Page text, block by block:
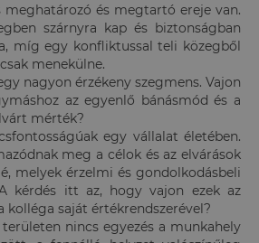
meghatározó és megtartó ereje van.
szárnyra kap és biztonságban
míg egy konfliktussal teli közegből
menekülne.
nagyon érzékeny szegmens. Vajon
az egyenlő bánásmód és a
mérték?
egy vállalat életében.
meg a célok és az elvárások
melyek érzelmi és gondolkodásbeli
kérdés itt az, hogy vajon ezek az
kolléga saját értékrendszerével?
nincs egyezés a munkahely